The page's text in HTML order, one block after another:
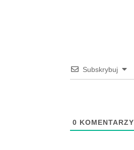
Subskrybuj
0 KOMENTARZY